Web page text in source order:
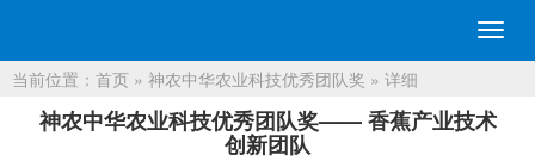
切
换
航
当前位置： 首页 » 神农中华农业科技优秀团队奖 » 详细
神农中华农业科技优秀团队奖—— 香蕉产业技术
创新团队